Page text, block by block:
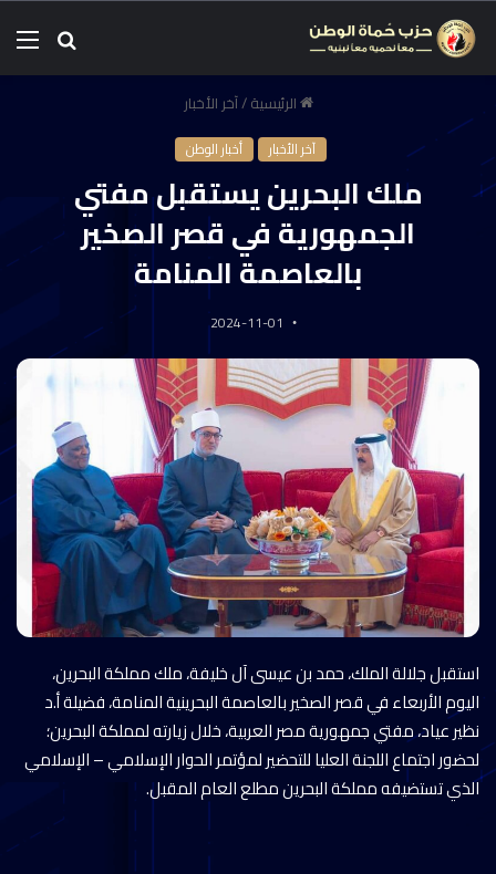
الرئيسية/آخر الأخبار
آخر الأخبار أخبار الوطن
ملك البحرين يستقبل مفتي
الجمهورية في قصر الصخير
بالعاصمة المنامة
2024-11-01
استقبل جلالة الملك، حمد بن عيسى آل خليفة، ملك مملكة البحرين،
اليوم الأربعاء في قصر الصخير بالعاصمة البحرينية المنامة، فضيلة أ.د
نظير عياد، مفتي جمهورية مصر العربية، خلال زيارته لمملكة البحرين؛
لحضور اجتماع اللجنة العليا للتحضير لمؤتمر الحوار الإسلامي – الإسلامي
الذي تستضيفه مملكة البحرين مطلع العام المقبل.